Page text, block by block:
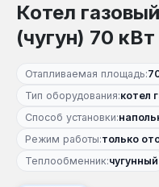
Котел
(чугун) 70 кВт
Отапливаемая площадь:
Тип оборудования:котел
Способ установки:
Режим работы:только
Теплообменник:чугунный